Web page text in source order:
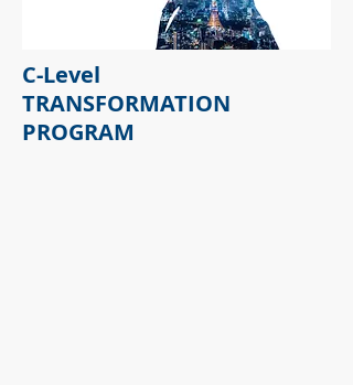
C-Level
TRANSFORMATION
PROGRAM